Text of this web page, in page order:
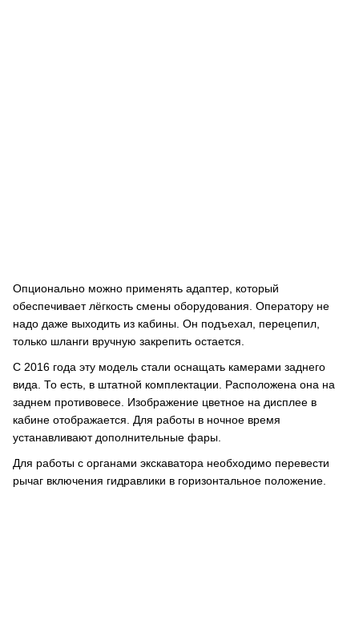
Опционально можно применять адаптер, который
обеспечивает лёгкость смены оборудования. Оператору не
надо даже выходить из кабины. Он подъехал, перецепил,
только шланги вручную закрепить остается.
С 2016 года эту модель стали оснащать камерами заднего
вида. То есть, в штатной комплектации. Расположена она на
заднем противовесе. Изображение цветное на дисплее в
кабине отображается. Для работы в ночное время
устанавливают дополнительные фары.
Для работы с органами экскаватора необходимо перевести
рычаг включения гидравлики в горизонтальное положение.